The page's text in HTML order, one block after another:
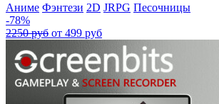
Аниме Фэнтези 2D JRPG Песочницы
-78%
2250 руб от 499 руб